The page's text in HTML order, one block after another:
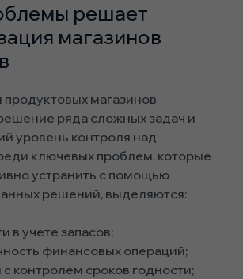
решает
магазинов
магазинов
ряда сложных задач и
уровень контроля над
ключевых проблем, которые
устранить с помощью
решений, выделяются:
в учете запасов;
финансовых операций;
контролем сроков годности;